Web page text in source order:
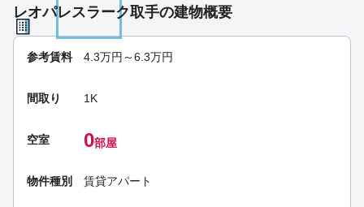
レオパレスラーク取手の建物概要
参考賃料 4.3万円～6.3万円
間取り 1K
空室 0部屋
物件種別 賃貸アパート